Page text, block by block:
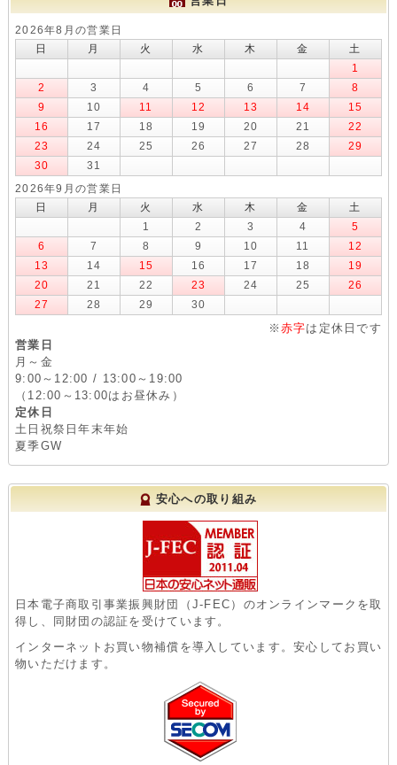
2026年8月の営業日
日
月 火 水 木 金
土
1
2
3 4 5 6 7
8
9
10 11 12 13 14
15
16
17 18 19 20 21
22
23
24 25 26 27 28
29
30
31
2026年9月の営業日
日
月 火 水 木 金
土
1
2 3 4
5
6
7 8 9 10 11
12
13
14 15 16 17 18
19
20
21 22 23 24 25
26
27
28 29 30
※ 赤字は定休日です
営業日
月～金
9:00～12:00 / 13:00～19:00
（12:00～13:00はお昼休み）
定休日
土日祝祭日年末年始
夏季GW
安心への取り組み
日本電子商取引事業振興財団（J-FEC）のオンラインマークを取
得し、同財団の認証を受けています。
インターネットお買い物補償を導入しています。安心してお買い
物いただけます。